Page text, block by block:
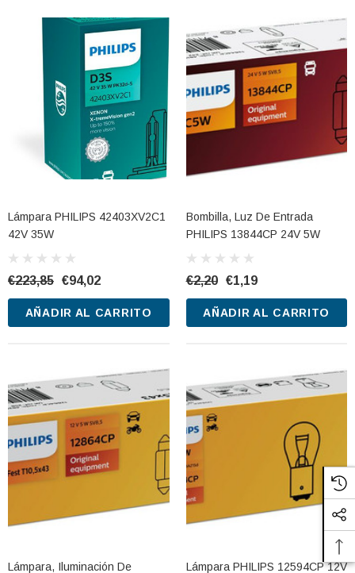
Lámpara PHILIPS 42403XV2C1
42V 35W
€223,85 €94,02
AÑADIR AL CARRITO
Bombilla, Luz De Entrada
PHILIPS 13844CP 24V 5W
€2,20 €1,19
AÑADIR AL CARRITO
Lámpara, Iluminación De
Lámpara PHILIPS 12594CP 12V